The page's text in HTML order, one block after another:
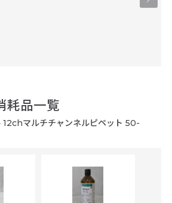
耗品一覧
マルチチャンネルピペット 50-